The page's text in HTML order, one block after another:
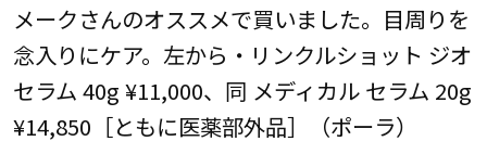
メークさんのオススメで買いました。目周りを
念入りにケア。左から・リンクルショット ジオ
セラム 40g ¥11,000、同 メディカル セラム 20g
¥14,850［ともに医薬部外品］（ポーラ）